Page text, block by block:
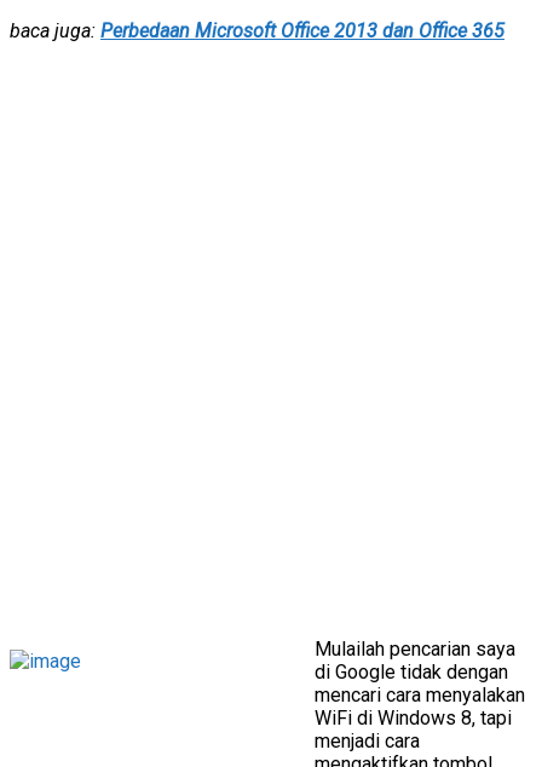
baca juga: Perbedaan Microsoft Office 2013 dan Office 365
Mulailah pencarian saya
di Google tidak dengan
mencari cara menyalakan
WiFi di Windows 8, tapi
menjadi cara